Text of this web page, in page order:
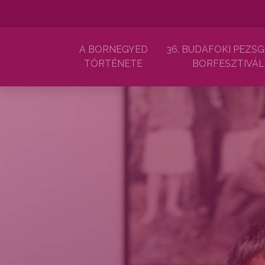
A BORNEGYED
TÖRTÉNETE
36. BUDAFOKI
BORFESZTIVÁL